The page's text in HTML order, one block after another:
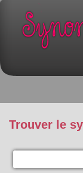
Trouver le